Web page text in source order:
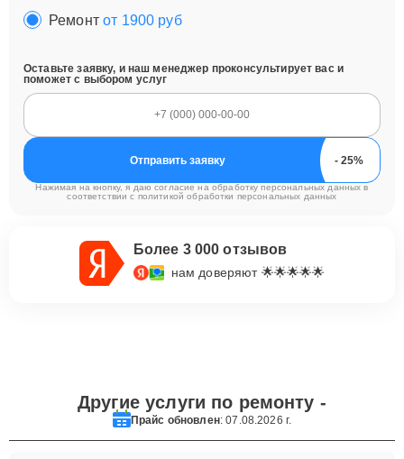
Ремонтот 1900 руб
Оставьте заявку, и наш менеджер проконсультирует вас и
поможет с выбором услуг
Отправить заявку
Нажимая на кнопку, я даю согласие на обработку персональных данных в
соответствии с политикой обработки персональных данных
Более 3 000 отзывов
нам доверяют 🌟🌟🌟🌟🌟
Другие услуги по ремонту -
Прайс обновлен: 07.08.2026 г.